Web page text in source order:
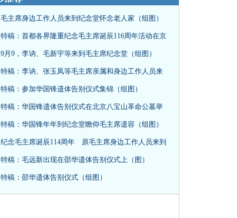
毛主席身边工作人员来到纪念堂怀念老人家（组图）
特稿：首都各界隆重纪念毛主席诞辰116周年活动在京
9月9，李讷、毛新宇等来到毛主席纪念堂（组图）
特稿：李讷、张玉凤等毛主席亲属和身边工作人员来
特稿：参加华国锋遗体告别仪式集锦（组图）
特稿：华国锋遗体告别仪式在北京八宝山革命公墓举
特稿：华国锋年年到纪念堂瞻仰毛主席遗容（组图）
纪念毛主席诞辰114周年 原毛主席身边工作人员来到
特稿：毛远新出现在邵华遗体告别仪式上（图）
特稿：邵华遗体告别仪式（组图）